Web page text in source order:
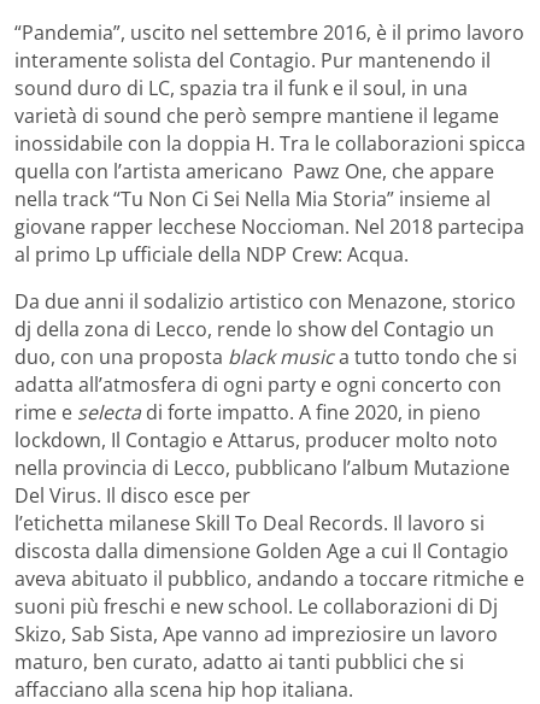
“Pandemia”, uscito nel settembre 2016, è il primo lavoro
interamente solista del Contagio. Pur mantenendo il
sound duro di LC, spazia tra il funk e il soul, in una
varietà di sound che però sempre mantiene il legame
inossidabile con la doppia H. Tra le collaborazioni spicca
quella con l’artista americano Pawz One, che appare
nella track “Tu Non Ci Sei Nella Mia Storia” insieme al
giovane rapper lecchese Noccioman. Nel 2018 partecipa
al primo Lp ufficiale della NDP Crew: Acqua.
Da due anni il sodalizio artistico con Menazone, storico
dj della zona di Lecco, rende lo show del Contagio un
duo, con una proposta black musica tutto tondo che si
adatta all’atmosfera di ogni party e ogni concerto con
rime e selecta di forte impatto. A fine 2020, in pieno
lockdown, Il Contagio e Attarus, producer molto noto
nella provincia di Lecco, pubblicano l’album Mutazione
Del Virus. Il disco esce per
l’etichetta milanese Skill To Deal Records. Il lavoro si
discosta dalla dimensione Golden Age a cui Il Contagio
aveva abituato il pubblico, andando a toccare ritmiche e
suoni più freschi e new school. Le collaborazioni di Dj
Skizo, Sab Sista, Ape vanno ad impreziosire un lavoro
maturo, ben curato, adatto ai tanti pubblici che si
affacciano alla scena hip hop italiana.